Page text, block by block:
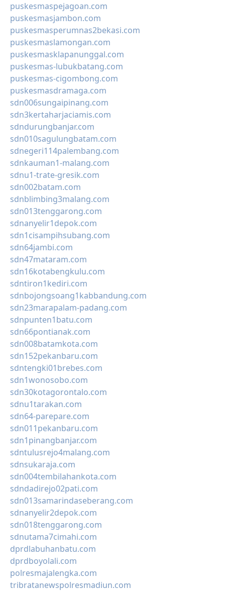
puskesmaspejagoan.com
puskesmasjambon.com
puskesmasperumnas2bekasi.com
puskesmaslamongan.com
puskesmasklapanunggal.com
puskesmas-lubukbatang.com
puskesmas-cigombong.com
puskesmasdramaga.com
sdn006sungaipinang.com
sdn3kertaharjaciamis.com
sdndurungbanjar.com
sdn010sagulungbatam.com
sdnegeri114palembang.com
sdnkauman1-malang.com
sdnu1-trate-gresik.com
sdn002batam.com
sdnblimbing3malang.com
sdn013tenggarong.com
sdnanyelir1depok.com
sdn1cisampihsubang.com
sdn64jambi.com
sdn47mataram.com
sdn16kotabengkulu.com
sdntiron1kediri.com
sdnbojongsoang1kabbandung.com
sdn23marapalam-padang.com
sdnpunten1batu.com
sdn66pontianak.com
sdn008batamkota.com
sdn152pekanbaru.com
sdntengki01brebes.com
sdn1wonosobo.com
sdn30kotagorontalo.com
sdnu1tarakan.com
sdn64-parepare.com
sdn011pekanbaru.com
sdn1pinangbanjar.com
sdntulusrejo4malang.com
sdnsukaraja.com
sdn004tembilahankota.com
sdndadirejo02pati.com
sdn013samarindaseberang.com
sdnanyelir2depok.com
sdn018tenggarong.com
sdnutama7cimahi.com
dprdlabuhanbatu.com
dprdboyolali.com
polresmajalengka.com
tribratanewspolresmadiun.com